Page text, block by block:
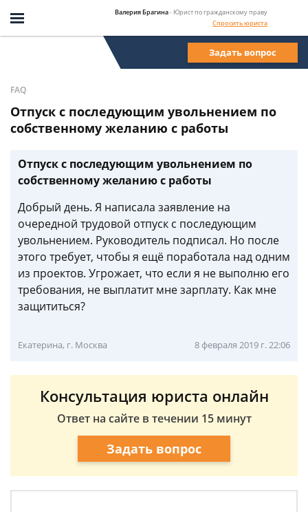
Валерия Брагина- Юрист по гражданскому праву
Спросить юриста
Задать вопрос
FAQ
Отпуск с последующим увольнением по
собственному желанию с работы
Отпуск с последующим увольнением по
собственному желанию с работы
Добрый день. Я написала заявление на
очередной трудовой отпуск с последующим
увольнением. Руководитель подписал. Но после
этого требует, чтобы я ещё поработала над одним
из проектов. Угрожает, что если я не выполню его
требования, не выплатит мне зарплату. Как мне
защититься?
Екатерина, г. Москва 8 февраля 2019 г. 22:06
Консультация юриста онлайн
Ответ на сайте в течении 15 минут
Задать вопрос